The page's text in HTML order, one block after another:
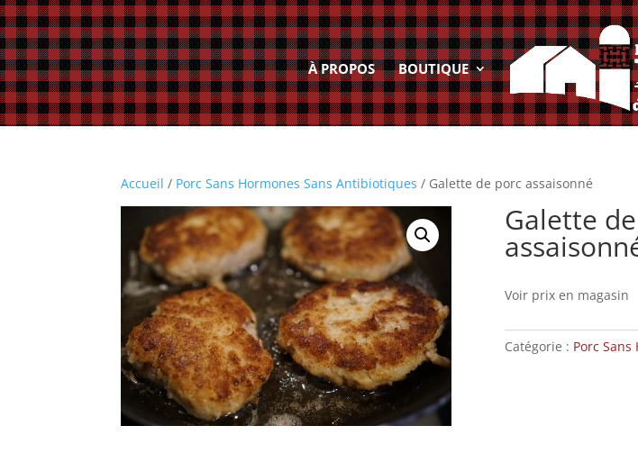
À PROPOS BOUTIQUE
Accueil / Porc Sans Hormones Sans Antibiotiques / Galette de porc assaisonné
Galette
Voir prix en magasin
Catégorie : Porc